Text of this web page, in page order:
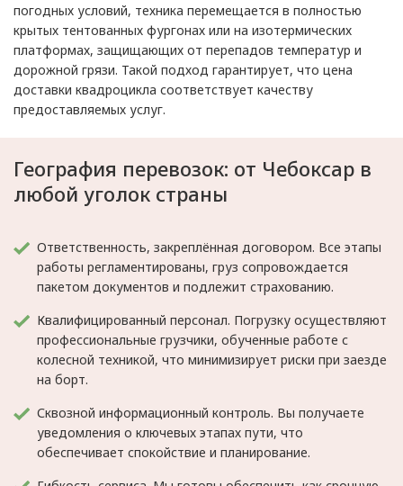
погодных условий, техника перемещается в полностью
крытых тентованных фургонах или на изотермических
платформах, защищающих от перепадов температур и
дорожной грязи. Такой подход гарантирует, что цена
доставки квадроцикла соответствует качеству
предоставляемых услуг.
География перевозок: от Чебоксар в
любой уголок страны
Ответственность, закреплённая договором. Все этапы
работы регламентированы, груз сопровождается
пакетом документов и подлежит страхованию.
Квалифицированный персонал. Погрузку осуществляют
профессиональные грузчики, обученные работе с
колесной техникой, что минимизирует риски при заезде
на борт.
Сквозной информационный контроль. Вы получаете
уведомления о ключевых этапах пути, что
обеспечивает спокойствие и планирование.